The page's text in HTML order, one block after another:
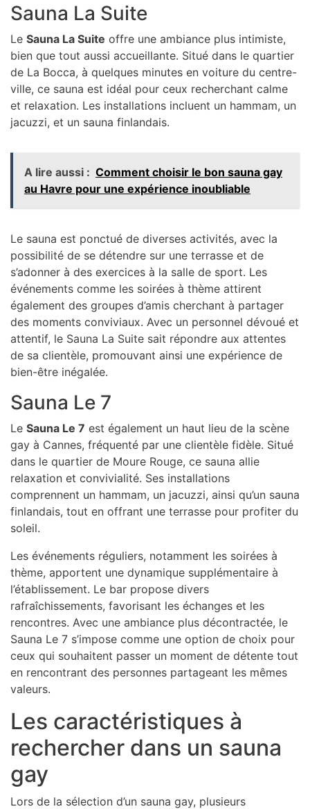
Sauna La Suite
Le Sauna La Suite offre une ambiance plus intimiste,
bien que tout aussi accueillante. Situé dans le quartier
de La Bocca, à quelques minutes en voiture du centre-
ville, ce sauna est idéal pour ceux recherchant calme
et relaxation. Les installations incluent un hammam, un
jacuzzi, et un sauna finlandais.
A lire aussi : Comment choisir le bon sauna gay
au Havre pour une expérience inoubliable
Le sauna est ponctué de diverses activités, avec la
possibilité de se détendre sur une terrasse et de
s’adonner à des exercices à la salle de sport. Les
événements comme les soirées à thème attirent
également des groupes d’amis cherchant à partager
des moments conviviaux. Avec un personnel dévoué et
attentif, le Sauna La Suite sait répondre aux attentes
de sa clientèle, promouvant ainsi une expérience de
bien-être inégalée.
Sauna Le 7
Le Sauna Le 7 est également un haut lieu de la scène
gay à Cannes, fréquenté par une clientèle fidèle. Situé
dans le quartier de Moure Rouge, ce sauna allie
relaxation et convivialité. Ses installations
comprennent un hammam, un jacuzzi, ainsi qu’un sauna
finlandais, tout en offrant une terrasse pour profiter du
soleil.
Les événements réguliers, notamment les soirées à
thème, apportent une dynamique supplémentaire à
l’établissement. Le bar propose divers
rafraîchissements, favorisant les échanges et les
rencontres. Avec une ambiance plus décontractée, le
Sauna Le 7 s’impose comme une option de choix pour
ceux qui souhaitent passer un moment de détente tout
en rencontrant des personnes partageant les mêmes
valeurs.
Les caractéristiques à
rechercher dans un sauna
gay
Lors de la sélection d’un sauna gay, plusieurs